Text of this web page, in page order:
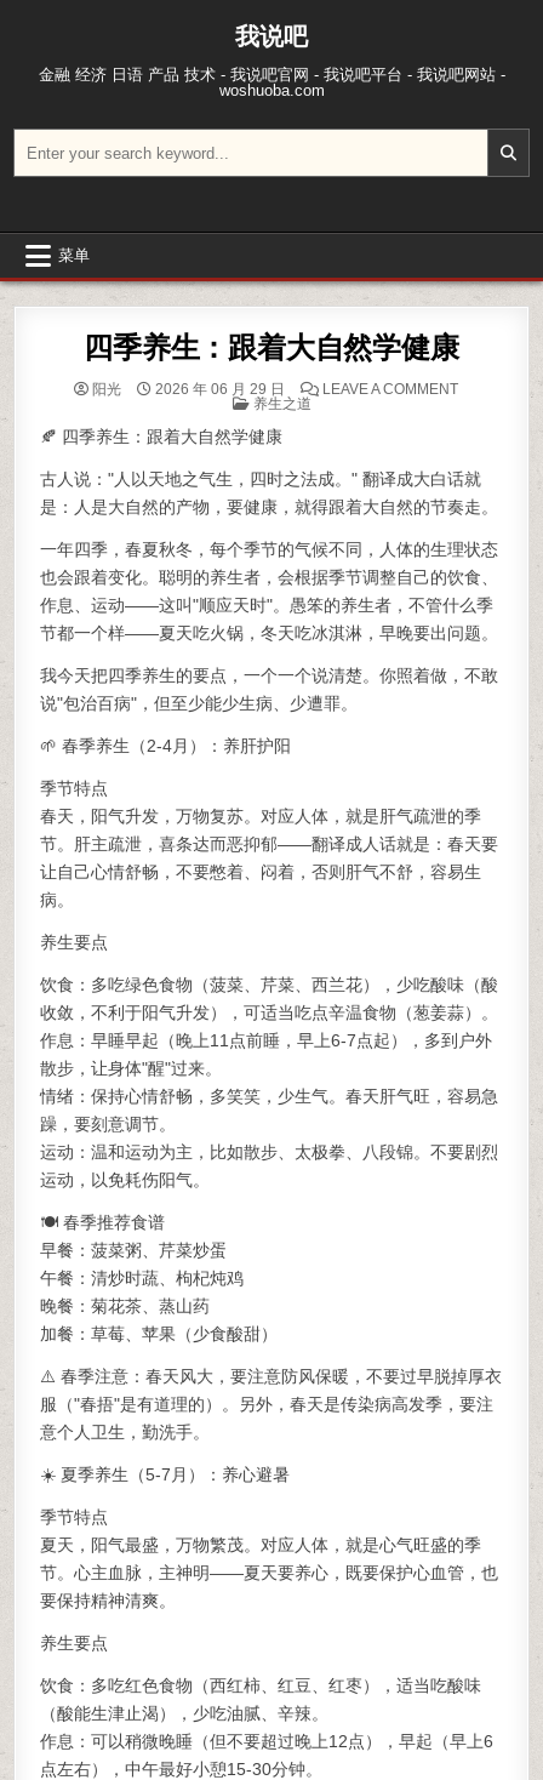
我说吧
金融 经济 日语 产品 技术 - 我说吧官网 - 我说吧平台 - 我说吧网站 -
woshuoba.com
菜单
四季养生：跟着大自然学健康
阳光 2026 年 06 月 29 日 LEAVE A COMMENTON 四季养
POSTED IN
养生之道
🍂 四季养生：跟着大自然学健康
古人说："人以天地之气生，四时之法成。" 翻译成大白话就
是：人是大自然的产物，要健康，就得跟着大自然的节奏走。
一年四季，春夏秋冬，每个季节的气候不同，人体的生理状态
也会跟着变化。聪明的养生者，会根据季节调整自己的饮食、
作息、运动——这叫"顺应天时"。愚笨的养生者，不管什么季
节都一个样——夏天吃火锅，冬天吃冰淇淋，早晚要出问题。
我今天把四季养生的要点，一个一个说清楚。你照着做，不敢
说"包治百病"，但至少能少生病、少遭罪。
🌱 春季养生（2-4月）：养肝护阳
季节特点
春天，阳气升发，万物复苏。对应人体，就是肝气疏泄的季
节。肝主疏泄，喜条达而恶抑郁——翻译成人话就是：春天要
让自己心情舒畅，不要憋着、闷着，否则肝气不舒，容易生
病。
养生要点
饮食：多吃绿色食物（菠菜、芹菜、西兰花），少吃酸味（酸
收敛，不利于阳气升发），可适当吃点辛温食物（葱姜蒜）。
作息：早睡早起（晚上11点前睡，早上6-7点起），多到户外
散步，让身体"醒"过来。
情绪：保持心情舒畅，多笑笑，少生气。春天肝气旺，容易急
躁，要刻意调节。
运动：温和运动为主，比如散步、太极拳、八段锦。不要剧烈
运动，以免耗伤阳气。
🍽️ 春季推荐食谱
早餐：菠菜粥、芹菜炒蛋
午餐：清炒时蔬、枸杞炖鸡
晚餐：菊花茶、蒸山药
加餐：草莓、苹果（少食酸甜）
⚠️ 春季注意：春天风大，要注意防风保暖，不要过早脱掉厚衣
服（"春捂"是有道理的）。另外，春天是传染病高发季，要注
意个人卫生，勤洗手。
☀️ 夏季养生（5-7月）：养心避暑
季节特点
夏天，阳气最盛，万物繁茂。对应人体，就是心气旺盛的季
节。心主血脉，主神明——夏天要养心，既要保护心血管，也
要保持精神清爽。
养生要点
饮食：多吃红色食物（西红柿、红豆、红枣），适当吃酸味
（酸能生津止渴），少吃油腻、辛辣。
作息：可以稍微晚睡（但不要超过晚上12点），早起（早上6
点左右），中午最好小憩15-30分钟。